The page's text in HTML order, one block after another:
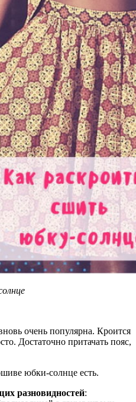
очень популярна. Кроится
Достаточно притачать пояс,
юбки-солнце есть.
разновидностей: